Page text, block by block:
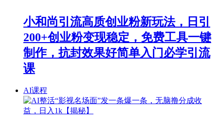
小和尚引流高质创业粉新玩法，日引
200+创业粉变现稳定，免费工具一键
制作，抗封效果好简单入门必学引流
课
AI课程